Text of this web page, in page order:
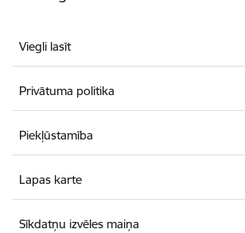
Viegli lasīt
Privātuma politika
Piekļūstamība
Lapas karte
Sīkdatņu izvēles maiņa